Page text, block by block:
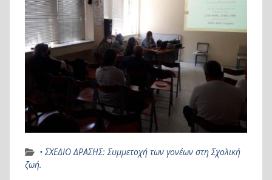
• ΣΧΕΔΙΟ ΔΡΑΣΗΣ: Συμμετοχή των γονέων στη Σχολική
ζωή.